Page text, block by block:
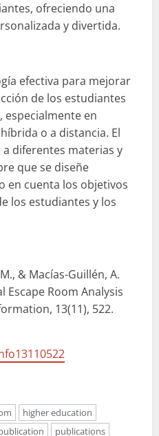
ofreciendo una
y divertida.
efectiva para mejorar
de los estudiantes
especialmente en
o a distancia. El
a diferentes materias y
que se diseñe
en cuenta los objetivos
los estudiantes y los
& Macías-Guillén, A.
Escape Room Analysis
13(11), 522.
higher education
publications